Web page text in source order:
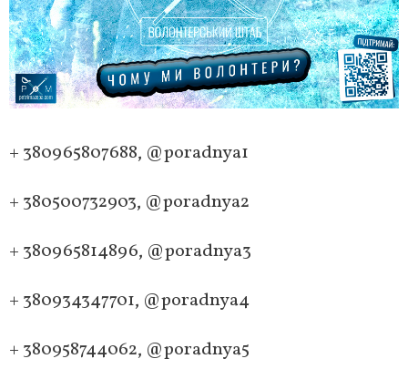
+ 380965807688, @poradnya1
+ 380500732903, @poradnya2
+ 380965814896, @poradnya3
+ 380934347701, @poradnya4
+ 380958744062, @poradnya5